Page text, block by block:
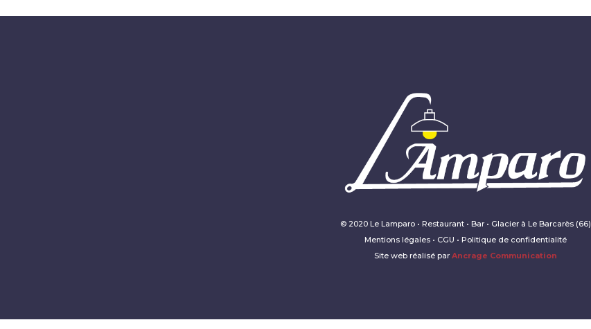
© 2020 Le Lamparo • Restaurant • Bar • Glacier à Le Barcarès (66)
Mentions légales • CGU • Politique de confidentialité
Site web réalisé par Ancrage Communication